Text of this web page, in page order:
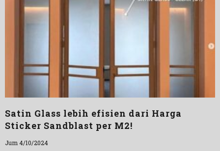
Satin Glass lebih efisien dari Harga
Sticker Sandblast per M2!
Jum 4/10/2024